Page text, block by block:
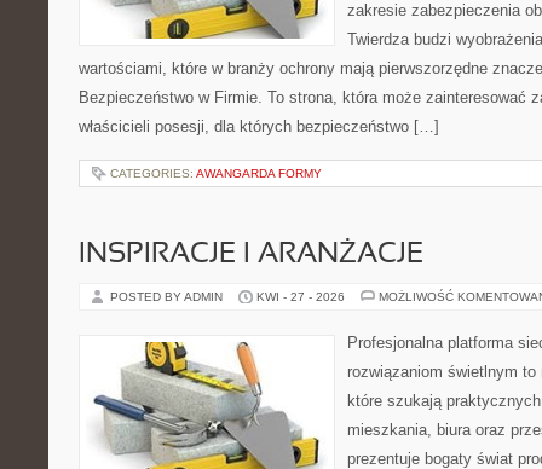
zakresie zabezpieczenia
Twierdza budzi
wartościami, które w branży ochrony mają pierwszorzędne
Bezpieczeństwo w Firmie. To strona, która może zainteresować
właścicieli posesji, dla których bezpieczeństwo […]
CATEGORIES: AWANGARDA FORMY
INSPIRACJE I ARANŻACJE
POSTED BY ADMIN KWI - 27 - 2026 MOŻLIWOŚĆ
Profesjonalna platforma
rozwiązaniom świetlnym
które szukają
mieszkania, biura oraz
prezentuje bogaty świat